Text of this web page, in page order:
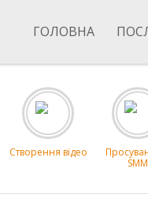
ГОЛОВНА
Створення відео
SMM